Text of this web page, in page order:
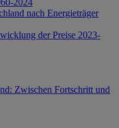
nach Energieträger
der Preise 2023-
Zwischen Fortschritt und